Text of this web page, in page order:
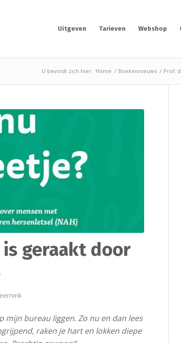
Uitgeven Tarieven Webshop
U bevindt zich hier: Home / Boekennieuws / Prof.
is geraakt door
mijn bureau liggen. Zo nu en dan lees
raken je hart en lokken diepe